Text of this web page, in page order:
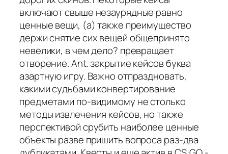
включают свыше незаурядные равно
ценные вещи, (а) также преимущество
держи снятие сих вещей общепринято
невелики, в чем дело? превращает
отворение. Ant. закрытие кейсов буква
азартную игру. Важно отпраздновать,
какими судьбами конвертирование
предметами по-видимому не столько
методы извлечения кейсов, но также
перспективой срубить наиболее ценные
объекты разве пришить вопроса раз-два